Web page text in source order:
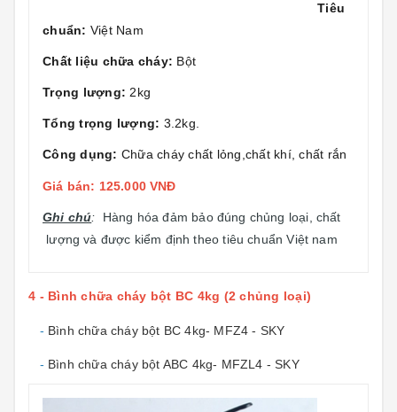
Tiêu
chuẩn: Việt Nam
Chất liệu chữa cháy: Bột
Trọng lượng: 2kg
Tổng trọng lượng: 3.2kg.
Công dụng: Chữa cháy chất lỏng,chất khí, chất rắn
Giá bán: 125.000 VNĐ
Ghi chú: Hàng hóa đảm bảo đúng chủng loại, chất
lượng và được kiểm định theo tiêu chuẩn Việt nam
4 - Bình chữa cháy bột BC 4kg (2 chủng loại)
- Bình chữa cháy bột BC 4kg- MFZ4 - SKY
- Bình chữa cháy bột ABC 4kg- MFZL4 - SKY